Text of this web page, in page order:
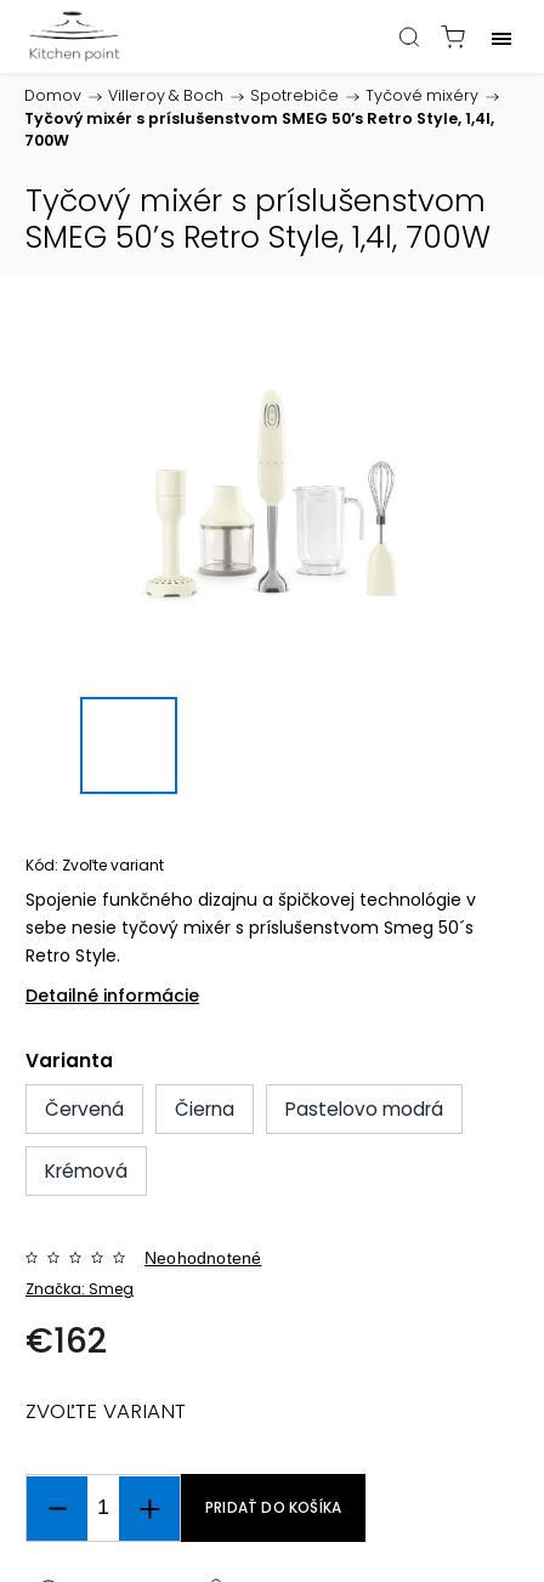
Domov / Villeroy & Boch / Spotrebiče / Tyčové mixéry /
Tyčový mixér s príslušenstvom SMEG 50’s Retro Style, 1,4l,
700W
Tyčový mixér s príslušenstvom
SMEG 50’s Retro Style, 1,4l, 700W
Kód: Zvoľte variant
Spojenie funkčného dizajnu a špičkovej technológie v
sebe nesie tyčový mixér s príslušenstvom Smeg 50´s
Retro Style.
Detailné informácie
Varianta
Červená
Čierna Pastelovo modrá
Krémová
Značka: Smeg
Neohodnotené
€162
ZVOĽTE VARIANT
PRIDAŤ DO KOŠÍKA